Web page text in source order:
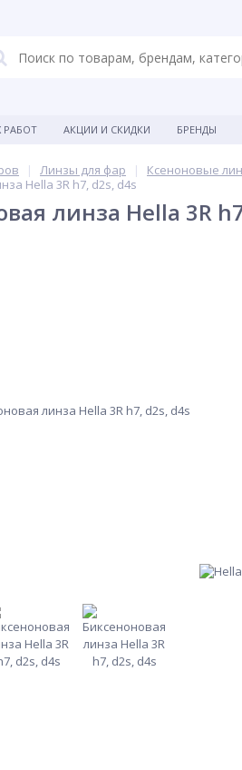
АКЦИИ И СКИДКИ БРЕНДЫ
Линзы для фар Ксеноновые
Hella 3R h7, d2s, d4s
линза Hella 3R